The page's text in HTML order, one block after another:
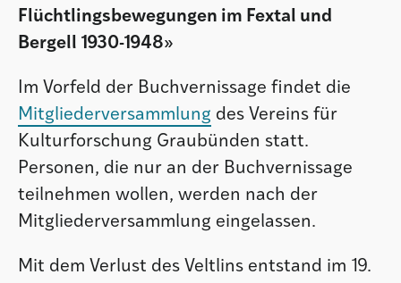
Atlas GR
Flüchtlingsbewegungen im Fextal und
Bergell 1930-1948»
Im Vorfeld der Buchvernissage findet die
Mitgliederversammlung des Vereins für
Kulturforschung Graubünden statt.
Personen, die nur an der Buchvernissage
teilnehmen wollen, werden nach der
Mitgliederversammlung eingelassen.
Mit dem Verlust des Veltlins entstand im 19.